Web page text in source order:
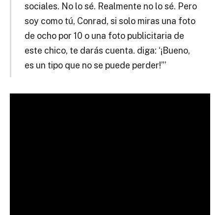
sociales. No lo sé. Realmente no lo sé. Pero
soy como tú, Conrad, si solo miras una foto
de ocho por 10 o una foto publicitaria de
este chico, te darás cuenta. diga: ‘¡Bueno,
es un tipo que no se puede perder!”’